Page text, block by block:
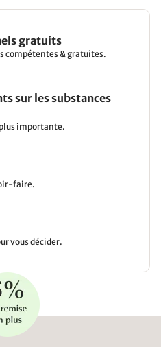
gratuits
compétentes & gratuites.
sur les substances
importante.
faire.
vous décider.